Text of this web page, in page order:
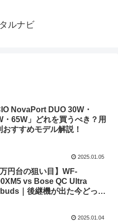
ルナビ
NovaPort DUO 30W・
・65W」どれを買うべき？用
おすすめモデル解説！
2025.01.05
万円台の狙い目】WF-
vs Bose QC Ultra
｜後継機が出た今どっち
2025.01.04